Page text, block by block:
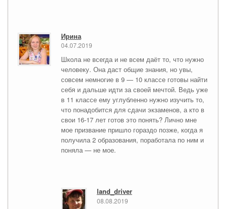
Ирина
04.07.2019
Школа не всегда и не всем даёт то, что нужно
человеку. Она даст общие знания, но увы,
совсем немногие в 9 — 10 классе готовы найти
себя и дальше идти за своей мечтой. Ведь уже
в 11 классе ему углубленно нужно изучить то,
что понадобится для сдачи экзаменов, а кто в
свои 16-17 лет готов это понять? Лично мне
мое призвание пришло гораздо позже, когда я
получила 2 образования, поработала по ним и
поняла — не мое.
land_driver
08.08.2019